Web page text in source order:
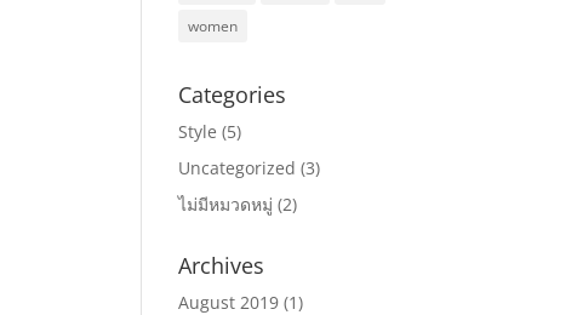
women
Categories
Style (5)
Uncategorized (3)
ไม่มีหมวดหมู่ (2)
Archives
August 2019 (1)